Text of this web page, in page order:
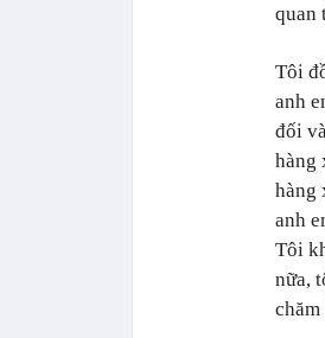
quan
Tôi
anh
đối
hàng
hàng
anh
Tôi
nữa,